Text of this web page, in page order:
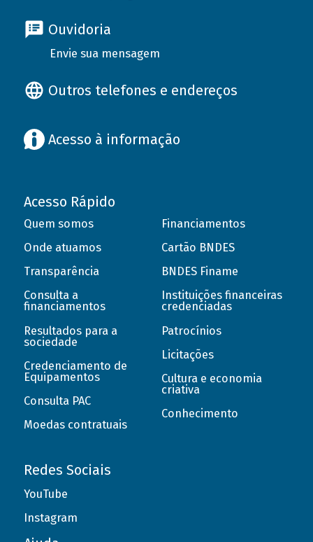
Ouvidoria
Envie sua mensagem
Outros telefones e endereços
Acesso à informação
Acesso Rápido
Quem somos
Onde atuamos
Transparência
Consulta a
financiamentos
Resultados para a
sociedade
Credenciamento de
Equipamentos
Consulta PAC
Moedas contratuais
Financiamentos
Cartão BNDES
BNDES Finame
Instituições financeiras
credenciadas
Patrocínios
Licitações
Cultura e economia
criativa
Conhecimento
Redes Sociais
YouTube
Instagram